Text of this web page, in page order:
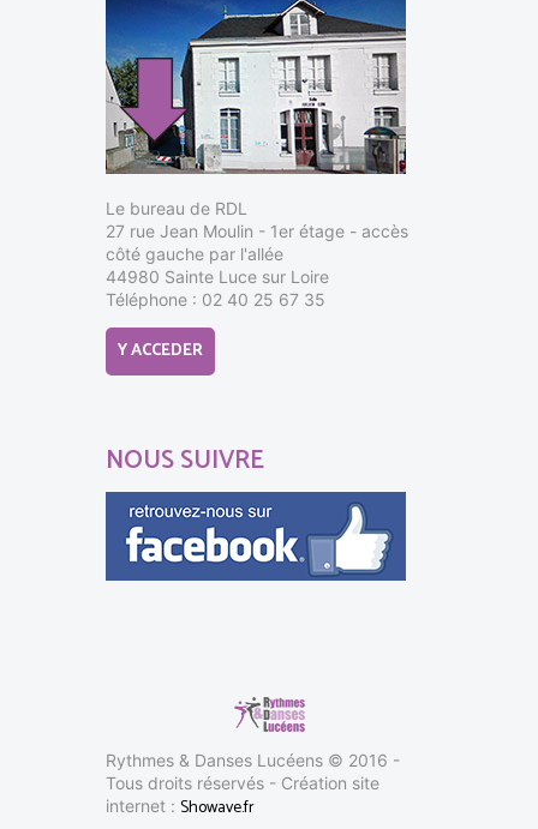
Le bureau de RDL
27 rue Jean Moulin - 1er étage - accès
côté gauche par l'allée
44980 Sainte Luce sur Loire
Téléphone : 02 40 25 67 35
Y ACCEDER
NOUS SUIVRE
Rythmes & Danses Lucéens © 2016 -
Tous droits réservés - Création site
internet : Showave.fr